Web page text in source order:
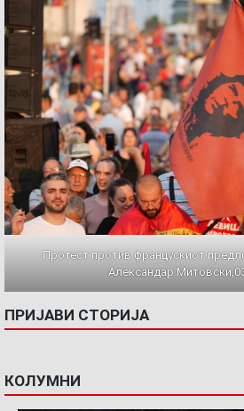
Протест против францускиот
Александар
ПРИЈАВИ СТОРИЈА
КОЛУМНИ